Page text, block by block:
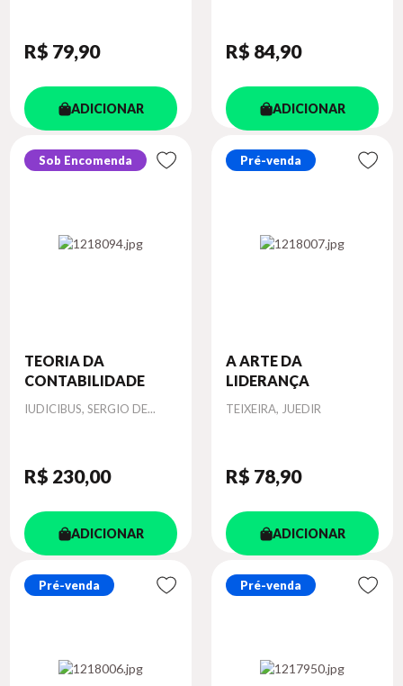
R$ 79,90
ADICIONAR
R$ 84,90
ADICIONAR
Sob Encomenda
TEORIA DA
CONTABILIDADE
Autor
IUDICIBUS, SERGIO DE...
R$ 230,00
ADICIONAR
Pré-venda
A ARTE DA
LIDERANÇA
Autor
TEIXEIRA, JUEDIR
R$ 78,90
ADICIONAR
Pré-venda Pré-venda